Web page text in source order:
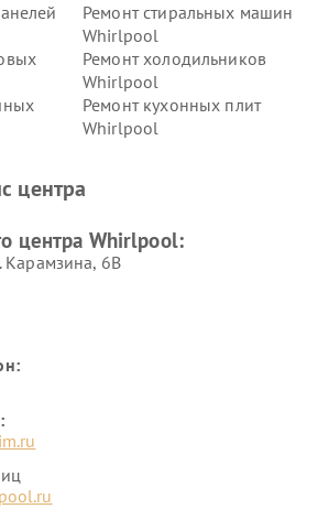
Ремонт стиральных машин
Whirlpool
Ремонт холодильников
Whirlpool
Ремонт кухонных плит
Whirlpool
центра
центра Whirlpool:
Карамзина, 6В